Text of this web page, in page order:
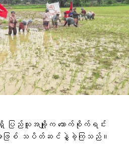
ပြည်သူအချို့က ကောက်စိုက်ရင်း
အဖြစ် သပိတ်ဆင်နွှဲခဲ့ကြသည်။